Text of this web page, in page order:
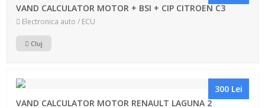
VAND CALCULATOR MOTOR + BSI + CIP CITROEN C3
Electronica auto / ECU
Cluj
300 Lei
VAND CALCULATOR MOTOR RENAULT LAGUNA 2